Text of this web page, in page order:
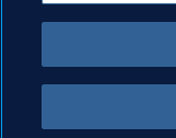
COOKIE-
Copyright © 1994 - 2026 FIFA.